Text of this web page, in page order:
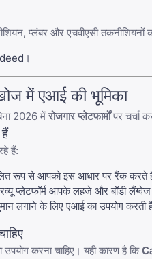
प्लंबर और एचवीएसी
।
में एआई की भूमिका
2026 में रोजगार प्लेटफार्मोंपर चर्चा
हैं:
रूप से आपको इस आधार पर रैंक करते
प्लेटफॉर्म आपके लहजे और बॉडी
लगाने के लिए एआई का उपयोग
करना चाहिए। यही कारण है कि